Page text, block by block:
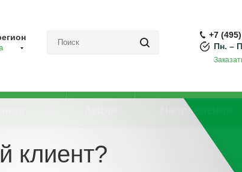
+7
Пн. –
Направления
систем освещения, блоки защиты ламп Устройство
клиент?